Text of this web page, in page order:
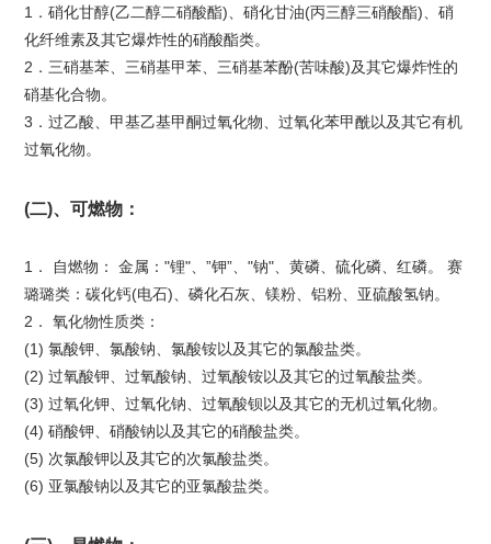
1．硝化甘醇(乙二醇二硝酸酯)、硝化甘油(丙三醇三硝酸酯)、硝
化纤维素及其它爆炸性的硝酸酯类。
2．三硝基苯、三硝基甲苯、三硝基苯酚(苦味酸)及其它爆炸性的
硝基化合物。
3．过乙酸、甲基乙基甲酮过氧化物、过氧化苯甲酰以及其它有机
过氧化物。
(二)、可燃物：
1． 自燃物： 金属："锂"、”钾”、"钠"、黄磷、硫化磷、红磷。 赛
璐璐类：碳化钙(电石)、磷化石灰、镁粉、铝粉、亚硫酸氢钠。
2． 氧化物性质类：
(1) 氯酸钾、氯酸钠、氯酸铵以及其它的氯酸盐类。
(2) 过氧酸钾、过氧酸钠、过氧酸铵以及其它的过氧酸盐类。
(3) 过氧化钾、过氧化钠、过氧酸钡以及其它的无机过氧化物。
(4) 硝酸钾、硝酸钠以及其它的硝酸盐类。
(5) 次氯酸钾以及其它的次氯酸盐类。
(6) 亚氯酸钠以及其它的亚氯酸盐类。